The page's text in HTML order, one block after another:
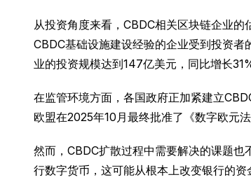
从投资角度来看，CBDC相关区块链企业
CBDC基础设施建设经验的企业受到投资
业的投资规模达到147亿美元，同比增长31%
在监管环境方面，各国政府正加紧建立
欧盟在2025年10月最终批准了《数字欧元
然而，CBDC扩散过程中需要解决的课题
行数字货币，这可能从根本上改变银行的